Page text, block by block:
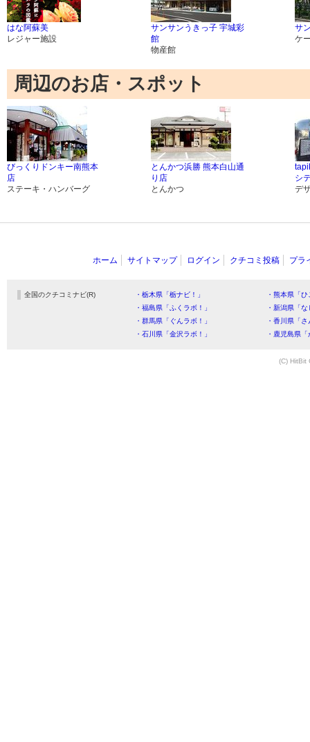
はな阿蘇美
レジャー施設
サンサンうきっ子 宇城彩
館
物産館
サ
ケ
周辺のお店・スポット
びっくりドンキー南熊本
店
ステーキ・ハンバーグ
とんかつ浜勝 熊本白山通
り店
とんかつ
シ
デ
ホーム サイトマップ ログイン クチコミ投稿 プラ
全国のクチコミナビ(R) ・栃木県「栃ナビ！」
・熊本県「
・福島県「ふくラボ！」
・新潟県「
・群馬県「ぐんラボ！」
・香川県「
・石川県「金沢ラボ！」
・鹿児島県
(C) HitBit